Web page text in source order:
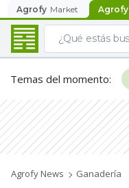
Agrofy Market Agrofy
Temas del momento:
Agrofy News Ganadería